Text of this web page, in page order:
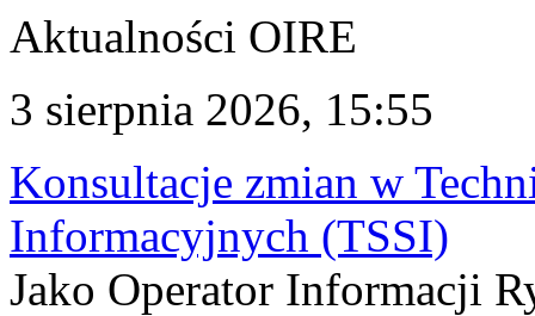
Aktualności OIRE
3 sierpnia 2026, 15:55
Konsultacje zmian w
Informacyjnych (TSSI)
Jako Operator Informacji